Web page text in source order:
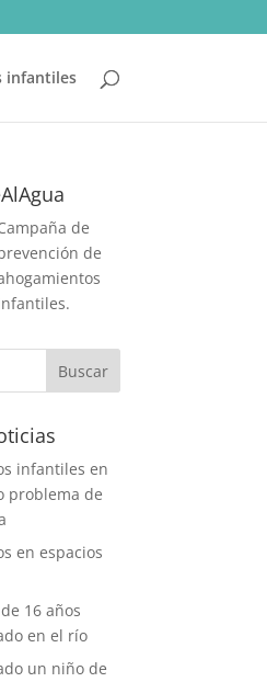
infantiles
de
de
infantiles en
problema de
en espacios
16 años
en el río
un niño de